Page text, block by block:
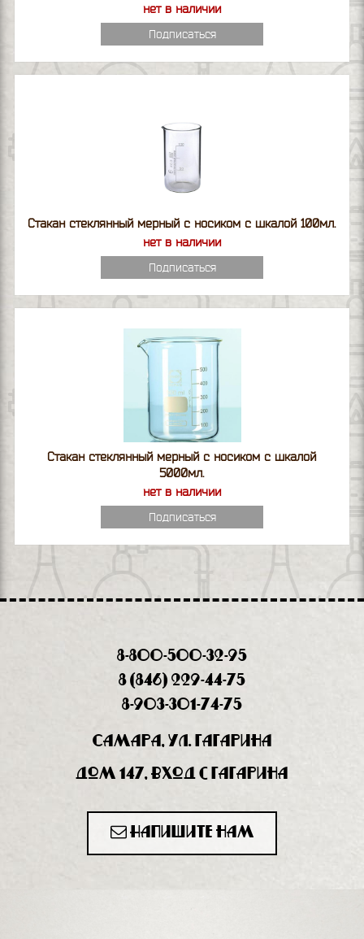
нет в наличии
Подписаться
Стакан стеклянный мерный с носиком с шкалой 100мл.
нет в наличии
Подписаться
Стакан стеклянный мерный с носиком с шкалой
5000мл.
нет в наличии
Подписаться
8-800-500-32-95
8 (846) 229-44-75
8-903-301-74-75
Самара, ул. Гагарина
дом 147, вход с Гагарина
Напишите нам